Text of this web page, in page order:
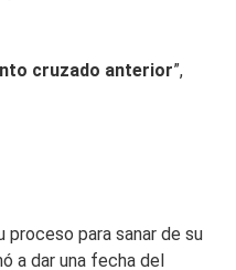
cruzado anterior”,
proceso para sanar de su
a dar una fecha del